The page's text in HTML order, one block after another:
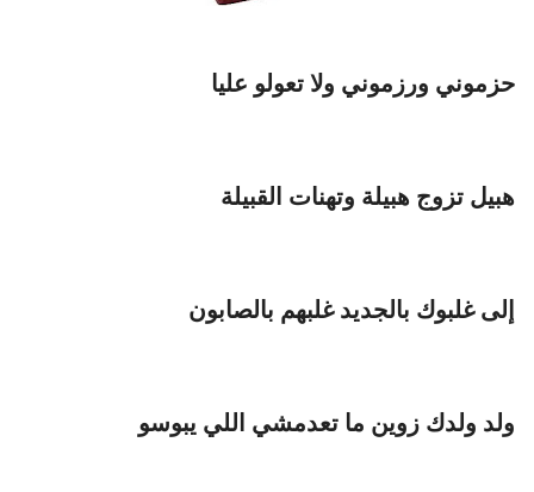
حزموني ورزموني ولا تعولو عليا
هبيل تزوج هبيلة وتهنات القبيلة
إلى غلبوك بالجديد غلبهم بالصابون
ولد ولدك زوين ما تعدمشي اللي يبوسو